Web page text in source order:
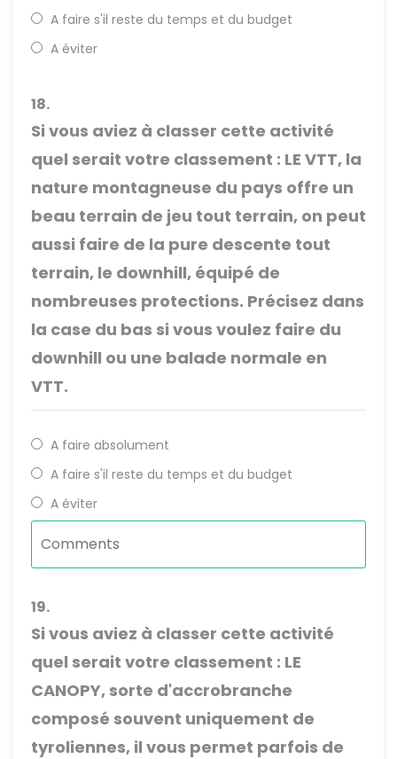
A faire s'il reste du temps et du budget
A éviter
18.
Si vous aviez à classer cette activité
quel serait votre classement : LE VTT, la
nature montagneuse du pays offre un
beau terrain de jeu tout terrain, on peut
aussi faire de la pure descente tout
terrain, le downhill, équipé de
nombreuses protections. Précisez dans
la case du bas si vous voulez faire du
downhill ou une balade normale en
VTT.
A faire absolument
A faire s'il reste du temps et du budget
A éviter
19.
Si vous aviez à classer cette activité
quel serait votre classement : LE
CANOPY, sorte d'accrobranche
composé souvent uniquement de
tyroliennes, il vous permet parfois de